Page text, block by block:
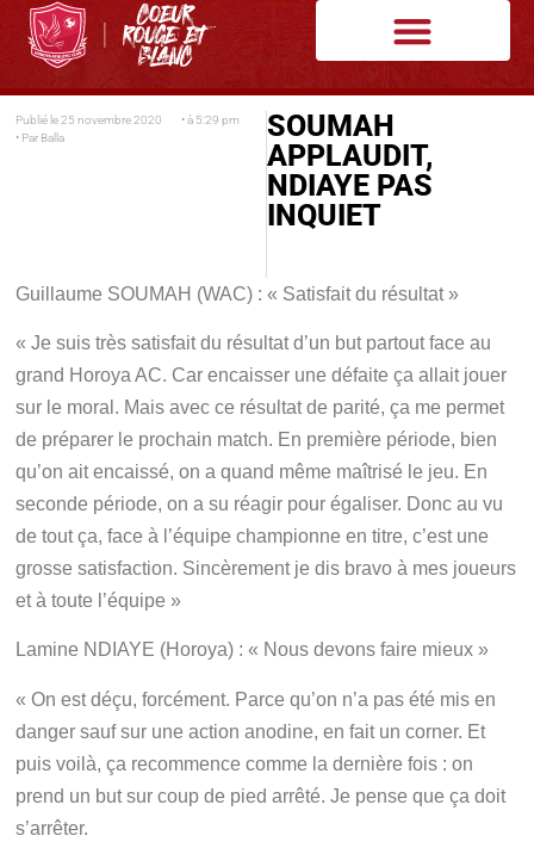
Publié le 25 novembre 2020 • à 5:29 pm
• Par Balla
SOUMAH
APPLAUDIT,
NDIAYE PAS
INQUIET
Guillaume SOUMAH (WAC) : « Satisfait du résultat »
« Je suis très satisfait du résultat d’un but partout face au
grand Horoya AC. Car encaisser une défaite ça allait jouer
sur le moral. Mais avec ce résultat de parité, ça me permet
de préparer le prochain match. En première période, bien
qu’on ait encaissé, on a quand même maîtrisé le jeu. En
seconde période, on a su réagir pour égaliser. Donc au vu
de tout ça, face à l’équipe championne en titre, c’est une
grosse satisfaction. Sincèrement je dis bravo à mes joueurs
et à toute l’équipe »
Lamine NDIAYE (Horoya) : « Nous devons faire mieux »
« On est déçu, forcément. Parce qu’on n’a pas été mis en
danger sauf sur une action anodine, en fait un corner. Et
puis voilà, ça recommence comme la dernière fois : on
prend un but sur coup de pied arrêté. Je pense que ça doit
s’arrêter.